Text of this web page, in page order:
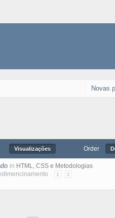
Novas
Visualizações Order
in HTML, CSS e Metodologias
1 2